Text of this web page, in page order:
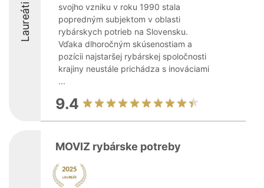
Laureáti
svojho vzniku v roku 1990 stala
popredným subjektom v oblasti
rybárskych potrieb na Slovensku.
Vďaka dlhoročným skúsenostiam a
pozícii najstaršej rybárskej spoločnosti
krajiny neustále prichádza s inováciami
...
9.4
MOVIZ rybárske potreby